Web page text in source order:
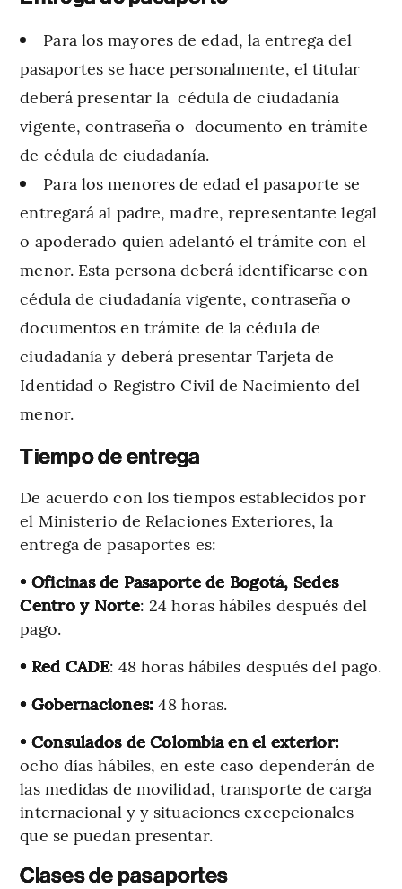
Para los mayores de edad, la entrega del
pasaportes se hace personalmente, el titular
deberá presentar la cédula de ciudadanía
vigente, contraseña o documento en trámite
de cédula de ciudadanía.
Para los menores de edad el pasaporte se
entregará al padre, madre, representante legal
o apoderado quien adelantó el trámite con el
menor. Esta persona deberá identificarse con
cédula de ciudadanía vigente, contraseña o
documentos en trámite de la cédula de
ciudadanía y deberá presentar Tarjeta de
Identidad o Registro Civil de Nacimiento del
menor.
Tiempo de entrega
De acuerdo con los tiempos establecidos por
el Ministerio de Relaciones Exteriores, la
entrega de pasaportes es:
• Oficinas de Pasaporte de Bogotá, Sedes
Centro y Norte: 24 horas hábiles después del
pago.
• Red CADE: 48 horas hábiles después del pago.
• Gobernaciones:48 horas.
• Consulados de Colombia en el exterior:
ocho días hábiles, en este caso dependerán de
las medidas de movilidad, transporte de carga
internacional y y situaciones excepcionales
que se puedan presentar.
Clases de pasaportes